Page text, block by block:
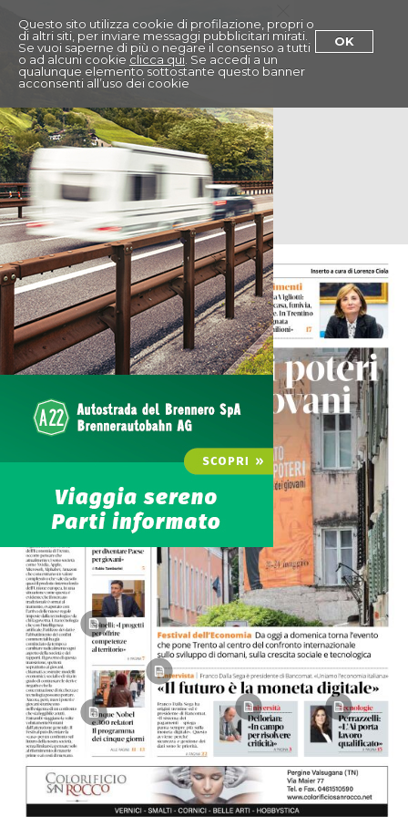
Questo sito utilizza cookie di profilazione, propri o
di altri siti, per inviare messaggi pubblicitari mirati.
Se vuoi saperne di più o negare il consenso a tutti
o ad alcuni cookie clicca qui . Se accedi a un
qualunque elemento sottostante questo banner
acconsenti all’uso dei cookie
OK
Menu